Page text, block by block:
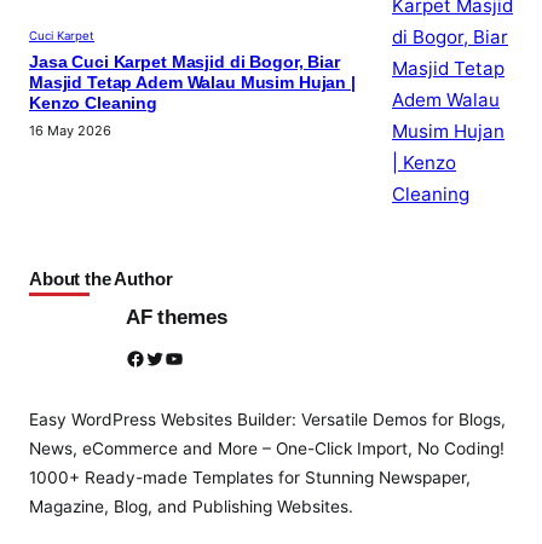
Cuci Karpet
Jasa Cuci Karpet Masjid di Bogor, Biar
Masjid Tetap Adem Walau Musim Hujan |
Kenzo Cleaning
16 May 2026
About the Author
AF themes
Facebook Twitter YouTube
Easy WordPress Websites Builder: Versatile Demos for Blogs,
News, eCommerce and More – One-Click Import, No Coding!
1000+ Ready-made Templates for Stunning Newspaper,
Magazine, Blog, and Publishing Websites.